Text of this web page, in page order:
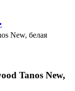
•
New, белая
Tanos New,